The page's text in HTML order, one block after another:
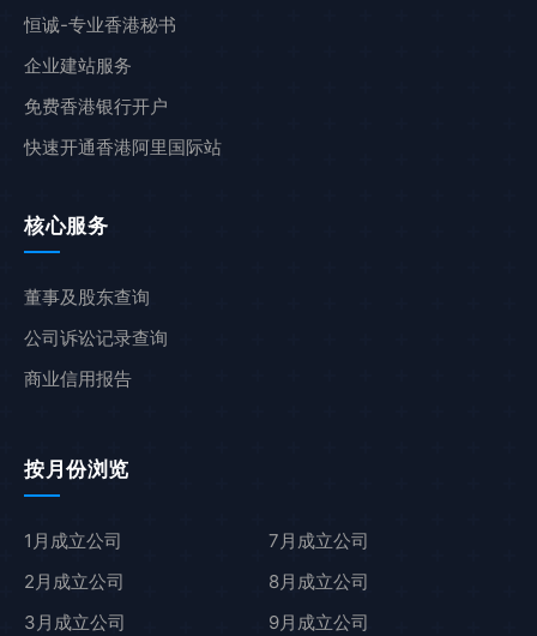
恒诚-专业香港秘书
企业建站服务
免费香港银行开户
快速开通香港阿里国际站
核心服务
董事及股东查询
公司诉讼记录查询
商业信用报告
按月份浏览
1月成立公司
2月成立公司
3月成立公司
7月成立公司
8月成立公司
9月成立公司